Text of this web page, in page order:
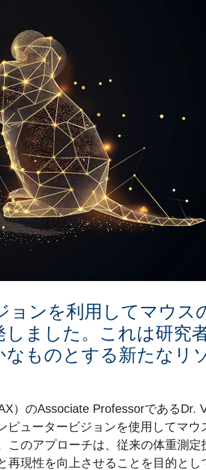
ョンを利用してマウス
ました。これは研究
なものとする新たなリ
）のAssociate ProfessorであるDr.
ュータービジョンを使用してマウ
のアプローチは、従来の体重測定
現性を向上させることを目的とし